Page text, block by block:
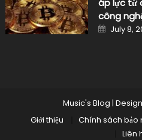
áp lực từ
công
Posted
on
July 8,
Music's Blog |
Giới thiệu
Chính sách bảo
Liên